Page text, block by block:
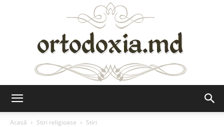
Acasă
Stiri religioase Stiri